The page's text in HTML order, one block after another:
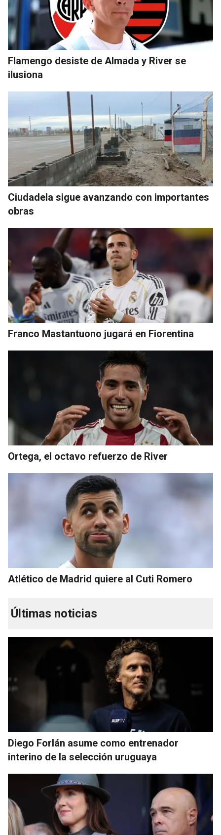
Flamengo desiste de Almada y River se
ilusiona
Ciudadela sigue avanzando con importantes
obras
Franco Mastantuono jugará en Fiorentina
Ortega, el octavo refuerzo de River
Atlético de Madrid quiere al Cuti Romero
Últimas noticias
Diego Forlán asume como entrenador
interino de la selección uruguaya